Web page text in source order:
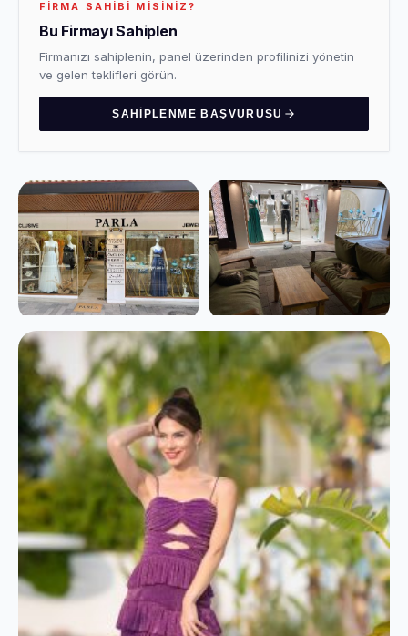
FIRMA SAHIBI MISINIZ?
Bu Firmayı Sahiplen
Firmanızı sahiplenin, panel üzerinden profilinizi yönetin
ve gelen teklifleri görün.
SAHIPLENME BAŞVURUSU